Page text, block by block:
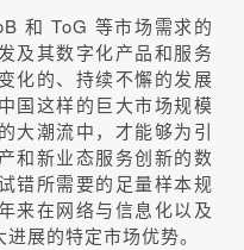
和 ToG 等市场需求的
及其数字化产品和服务
化的、持续不懈的发展
国这样的巨大市场规模
大潮流中，才能够为引
和新业态服务创新的数
错所需要的足量样本规
来在网络与信息化以及
展的特定市场优势。